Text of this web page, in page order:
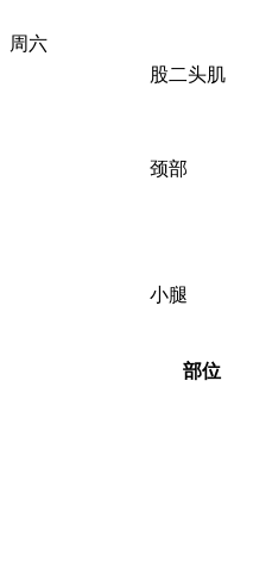
周六
股二头肌
颈部
小腿
部位